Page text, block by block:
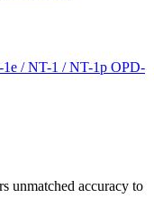
/ NT-1 / NT-1p OPD-
unmatched accuracy to